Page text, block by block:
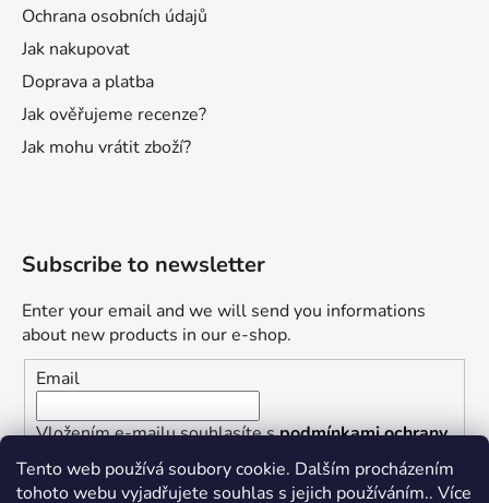
Tento web používá soubory cookie. Dalším procházením
tohoto webu vyjadřujete souhlas s jejich používáním.. Více
Ochrana osobních údajů
Jak nakupovat
Doprava a platba
Jak ověřujeme recenze?
Jak mohu vrátit zboží?
Subscribe to newsletter
Enter your email and we will send you informations
about new products in our e-shop.
Email
Vložením e-mailu souhlasíte spodmínkami ochrany
osobních údajů